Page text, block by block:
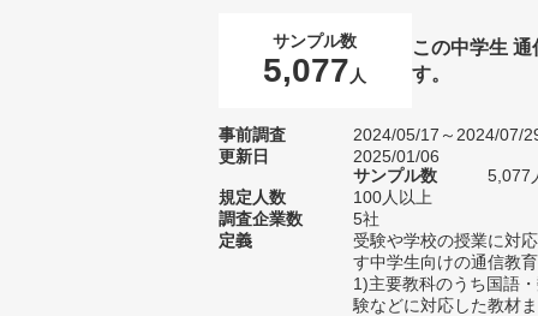
サンプル数
5,077 人
この中学生
す。
事前調査
2024/05/17～2024/07/
更新日
2025/01/06
サンプル数
5,077
規定人数
100人以上
調査企業数
5社
定義
受験や学校の授業に対
す中学生向けの通信教育
1)主要教科のうち国語
験などに対応した教材